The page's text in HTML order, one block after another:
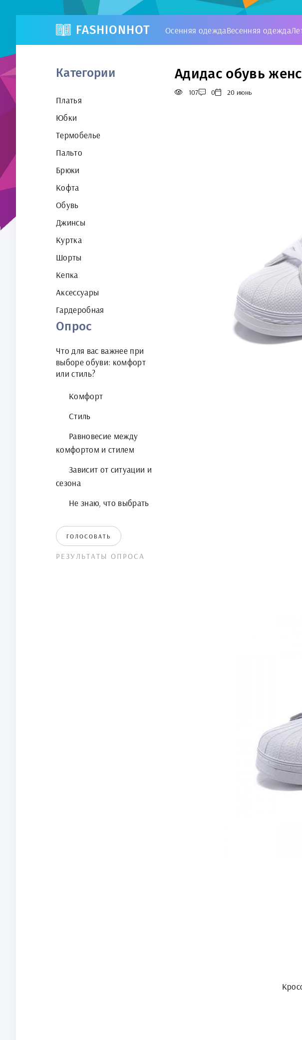
FASHIONHOT Осенняя одеждаВесенняя одежда
Категории
Платья
Юбки
Термобелье
Пальто
Брюки
Кофта
Обувь
Джинсы
Куртка
Шорты
Кепка
Аксессуары
Гардеробная
Опрос
Что для вас важнее при
выборе обуви: комфорт
или стиль?
Комфорт
Стиль
Равновесие между
комфортом и стилем
Зависит от ситуации и
сезона
Не знаю, что выбрать
ГОЛОСОВАТЬ
РЕЗУЛЬТАТЫ ОПРОСА
Адидас обувь
107 0 20 июнь